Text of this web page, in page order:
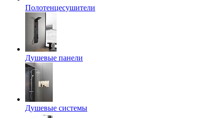
Полотенцесушители
Душевые панели
Душевые системы